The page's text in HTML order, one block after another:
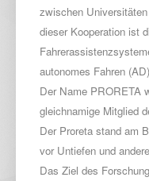
zwischen
dieser Kooperation ist
autonomes Fahren
Der Name PRORETA
gleichnamige Mitglied
Der Proreta stand am
vor Untiefen und
Das Ziel des